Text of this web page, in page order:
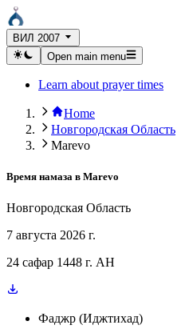
ВИЛ 2007
Open main menu
Learn about prayer times
Home
Новгородская Область
Marevo
Время намаза в Marevo
Новгородская Область
7 августа 2026 г.
24 сафар 1448 г. AH
Фаджр (Иджтихад)